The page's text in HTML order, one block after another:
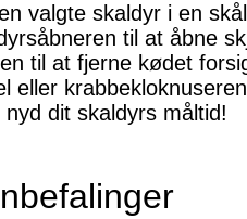
valgte skaldyr i en
til at åbne
til at fjerne kødet
eller
nyd dit skaldyrs måltid!